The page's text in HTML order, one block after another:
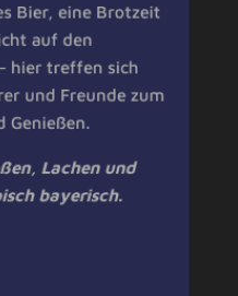
Bier, eine Brotzeit
auf den
hier treffen sich
und Freunde zum
Genießen.
Lachen und
bayerisch.